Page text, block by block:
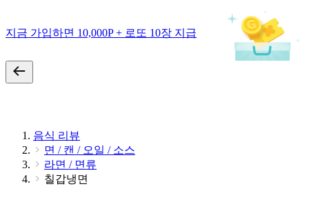
지금 가입하면 10,000P + 로또 10장 지급
음식 리뷰
면 / 캔 / 오일 / 소스
라면 / 면류
칠갑냉면